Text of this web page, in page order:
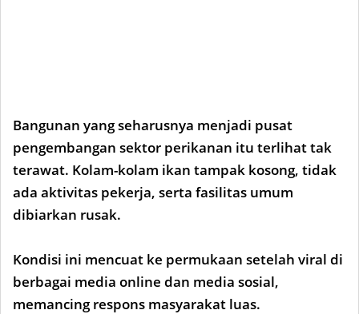
Bangunan yang seharusnya menjadi pusat
pengembangan sektor perikanan itu terlihat tak
terawat. Kolam-kolam ikan tampak kosong, tidak
ada aktivitas pekerja, serta fasilitas umum
dibiarkan rusak.
Kondisi ini mencuat ke permukaan setelah viral di
berbagai media online dan media sosial,
memancing respons masyarakat luas.